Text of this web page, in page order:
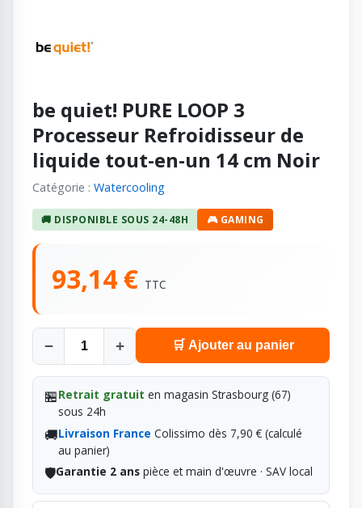
be quiet! PURE LOOP 3
Processeur Refroidisseur de
liquide tout-en-un 14 cm Noir
Catégorie : Watercooling
🚚 DISPONIBLE SOUS 24-48H 🎮 GAMING
93,14 € TTC
− + 🛒 Ajouter au panier
🏪Retrait gratuit en magasin Strasbourg (67)
sous 24h
🚚Livraison France Colissimo dès 7,90 € (calculé
au panier)
🛡️Garantie 2 anspièce et main d'œuvre · SAV local